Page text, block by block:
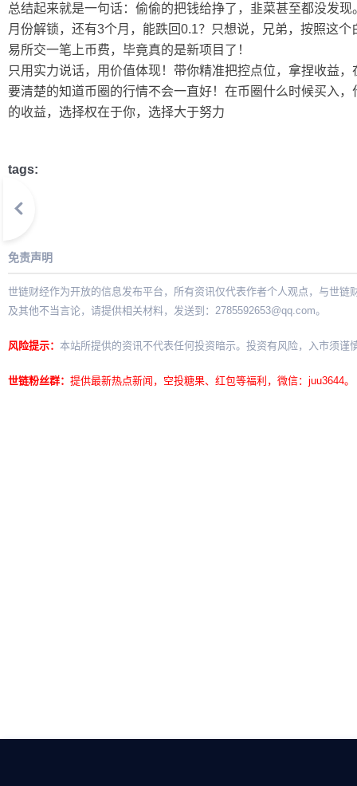
总结起来就是一句话：偷偷的把钱给挣了，韭菜甚至都没发
月份解锁，还有3个月，能跌回0.1？只想说，兄弟，按照这
易所交一笔上币费，毕竟真的是新项目了！
只用实力说话，用价值体现！带你精准把控点位，拿捏收益
要清楚的知道币圈的行情不会一直好！在币圈什么时候买入
的收益，选择权在于你，选择大于努力
tags:
免责声明
世链财经作为开放的信息发布平台，所有资讯仅代表作者个人观点，与世
及其他不当言论，请提供相关材料，发送到： 2785592653@qq.com。
风险提示： 本站所提供的资讯不代表任何投资暗示。投资有风险，入市须谨
世链粉丝群： 提供最新热点新闻，空投糖果、红包等福利，微信：juu3644。